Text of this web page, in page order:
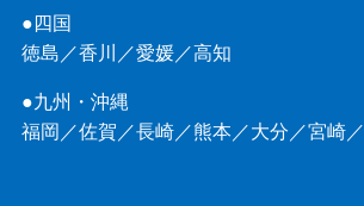
●四国
徳島 ／香川 ／愛媛／高知
●九州・沖縄
福岡 ／佐賀 ／長崎／熊本／大分 ／宮崎／